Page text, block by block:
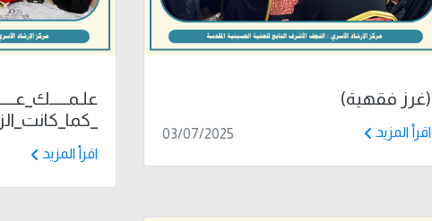
(غرز فقهية)
اقرأ المزيد 03/07/2025
اقرأ المزيد